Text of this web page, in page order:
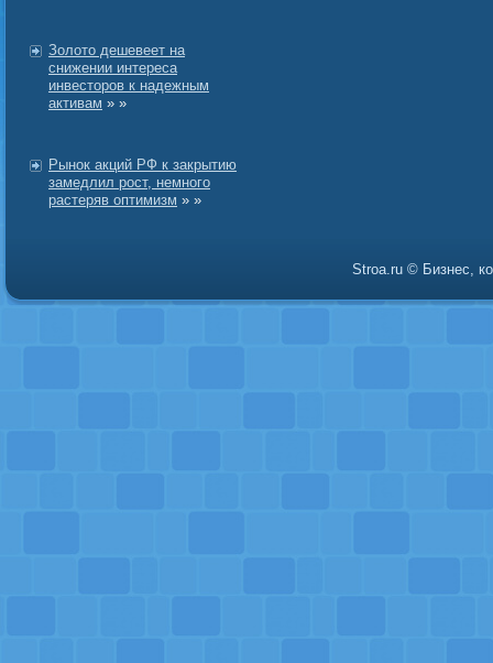
Золото дешевеет на
снижении интереса
инвесторов к надежным
активам » »
Рынок акций РФ к закрытию
замедлил рост, немного
растеряв оптимизм » »
Stroa.ru © Бизнес,